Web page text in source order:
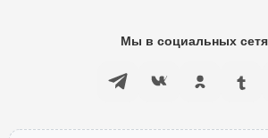
Мы в социальных